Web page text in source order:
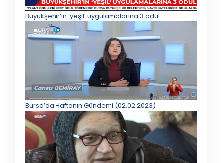
Büyükşehir’in ‘yeşil’ uygulamalarına 3 ödül
Bursa’da Haftanın Gündemi (02.02.2023)